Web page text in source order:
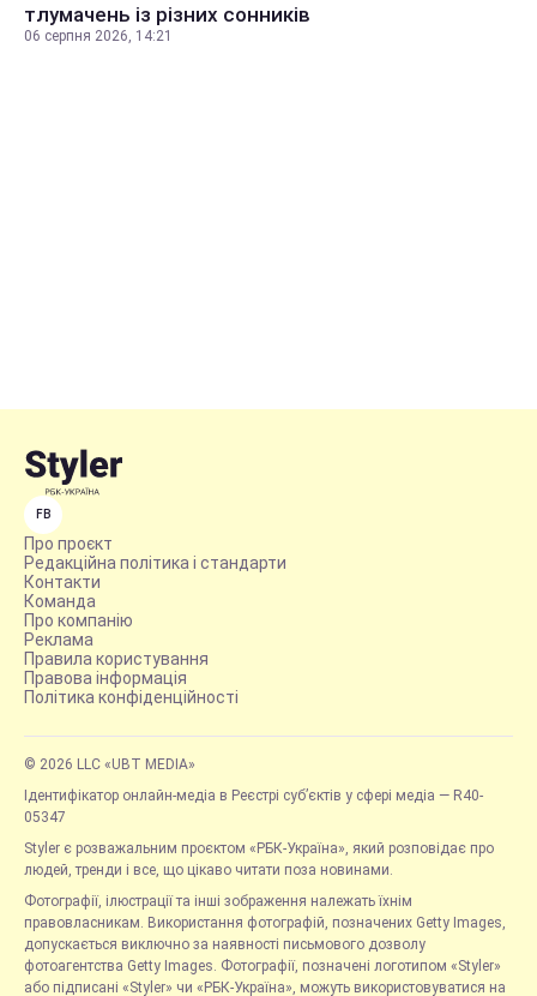
тлумачень із різних сонників
06 серпня 2026, 14:21
FB
Про проєкт
Редакційна політика і стандарти
Контакти
Команда
Про компанію
Реклама
Правила користування
Правова інформація
Політика конфіденційності
© 2026 LLC «UBT MEDIA»
Ідентифікатор онлайн-медіа в Реєстрі суб’єктів у сфері медіа — R40-
05347
Styler є розважальним проєктом «РБК-Україна», який розповідає про
людей, тренди і все, що цікаво читати поза новинами.
Фотографії, ілюстрації та інші зображення належать їхнім
правовласникам. Використання фотографій, позначених Getty Images,
допускається виключно за наявності письмового дозволу
фотоагентства Getty Images. Фотографії, позначені логотипом «Styler»
або підписані «Styler» чи «РБК-Україна», можуть використовуватися на